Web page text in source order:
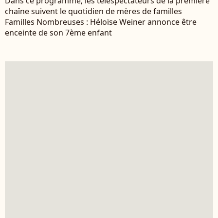
chaîne suivent le quotidien de mères de familles
Familles Nombreuses : Héloïse Weiner annonce être
enceinte de son 7ème enfant